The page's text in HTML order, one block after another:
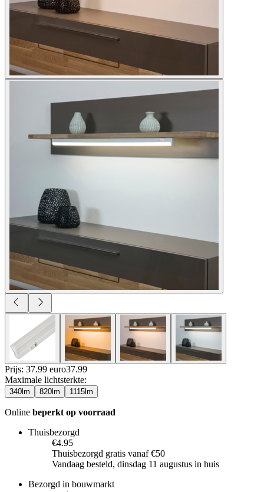
Prijs: 37.99 euro37.99
Maximale lichtsterkte:
340lm 820lm 1115lm
Online beperkt op voorraad
Thuisbezorgd
€4.95
Thuisbezorgd gratis vanaf €50
Vandaag besteld, dinsdag 11 augustus in huis
Bezorgd in bouwmarkt